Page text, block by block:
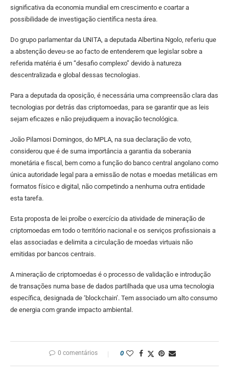
significativa da economia mundial em crescimento e coartar a
possibilidade de investigação científica nesta área.
Do grupo parlamentar da UNITA, a deputada Albertina Ngolo, referiu que
a abstenção deveu-se ao facto de entenderem que legislar sobre a
referida matéria é um “desafio complexo” devido à natureza
descentralizada e global dessas tecnologias.
Para a deputada da oposição, é necessária uma compreensão clara das
tecnologias por detrás das criptomoedas, para se garantir que as leis
sejam eficazes e não prejudiquem a inovação tecnológica.
João Pilamosi Domingos, do MPLA, na sua declaração de voto,
considerou que é de suma importância a garantia da soberania
monetária e fiscal, bem como a função do banco central angolano como
única autoridade legal para a emissão de notas e moedas metálicas em
formatos físico e digital, não competindo a nenhuma outra entidade
esta tarefa.
Esta proposta de lei proíbe o exercício da atividade de mineração de
criptomoedas em todo o território nacional e os serviços profissionais a
elas associadas e delimita a circulação de moedas virtuais não
emitidas por bancos centrais.
A mineração de criptomoedas é o processo de validação e introdução
de transações numa base de dados partilhada que usa uma tecnologia
específica, designada de ‘blockchain’. Tem associado um alto consumo
de energia com grande impacto ambiental.
0 comentários 0